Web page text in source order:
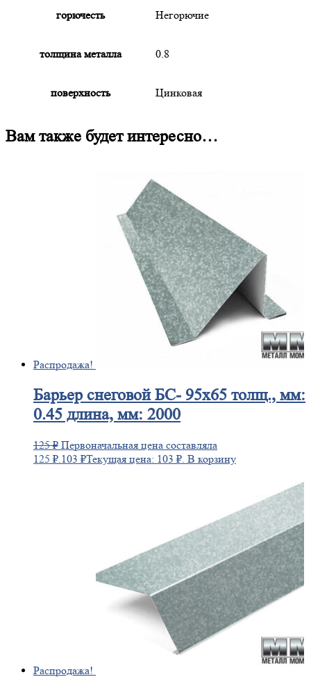
горючесть Негорючие
толщина металла 0.8
поверхность Цинковая
Вам также будет интересно…
Распродажа!
Барьерснеговой БС- 95х65 толщ., мм:
0.45 длина, мм: 2000
125₽ Первоначальная цена составляла
125 ₽.103 ₽Текущая цена: 103 ₽. В корзину
Распродажа!